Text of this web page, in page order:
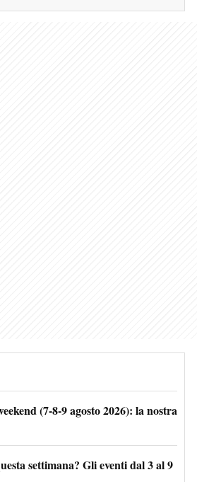
(7-8-9 agosto 2026): la nostra
settimana? Gli eventi dal 3 al 9